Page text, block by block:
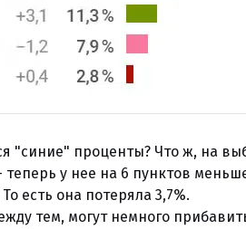
"синие" проценты? Что ж, на
теперь у нее на 6 пунктов
есть она потеряла 3,7%.
тем, могут немного